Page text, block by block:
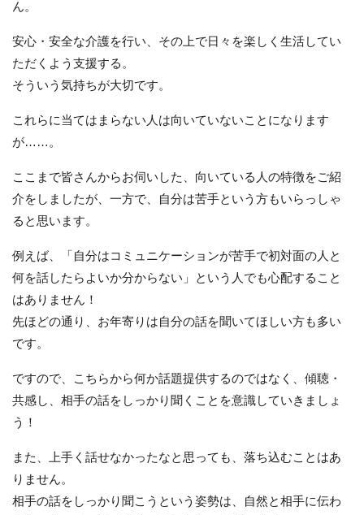
ん。
安心・安全な介護を行い、その上で日々を楽しく生活してい
ただくよう支援する。
そういう気持ちが大切です。
これらに当てはまらない人は向いていないことになります
が……。
ここまで皆さんからお伺いした、向いている人の特徴をご紹
介をしましたが、一方で、自分は苦手という方もいらっしゃ
ると思います。
例えば、「自分はコミュニケーションが苦手で初対面の人と
何を話したらよいか分からない」という人でも心配すること
はありません！
先ほどの通り、お年寄りは自分の話を聞いてほしい方も多い
です。
ですので、こちらから何か話題提供するのではなく、傾聴・
共感し、相手の話をしっかり聞くことを意識していきましょ
う！
また、上手く話せなかったなと思っても、落ち込むことはあ
りません。
相手の話をしっかり聞こうという姿勢は、自然と相手に伝わ